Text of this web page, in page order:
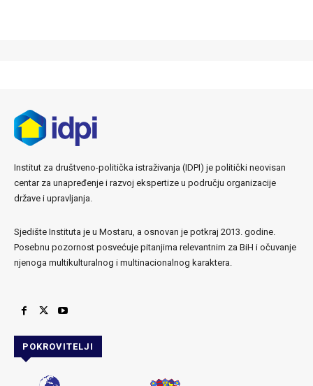
Institut za društveno-politička istraživanja (IDPI) je politički neovisan
centar za unapređenje i razvoj ekspertize u području organizacije
države i upravljanja.
Sjedište Instituta je u Mostaru, a osnovan je potkraj 2013. godine.
Posebnu pozornost posvećuje pitanjima relevantnim za BiH i očuvanje
njenoga multikulturalnog i multinacionalnog karaktera.
POKROVITELJI